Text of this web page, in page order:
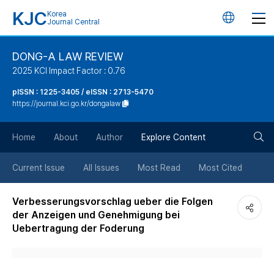
KJC Korea
Journal Central
언
튼
DONG-A LAW REVIEW
2025 KCI Impact Factor : 0.76
pISSN : 1225-3405 / eISSN : 2713-5470
https://journal.kci.go.kr/dongalaw
Home About Author Explore Content
Current Issue All Issues Most Read Most Cited
Verbesserungsvorschlag ueber die Folgen
der Anzeigen und Genehmigung bei
Uebertragung der Foderung